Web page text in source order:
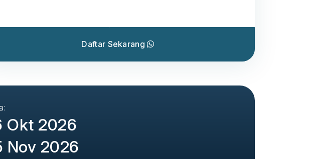
Daftar Sekarang
Okt 2026
Nov 2026